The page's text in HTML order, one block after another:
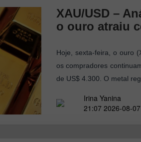
XAU/USD –
o ouro atraiu
Hoje, sexta-feira, o ouro
os compradores
de US$ 4.300. O metal
Irina Yanina
21:07 2026-08-